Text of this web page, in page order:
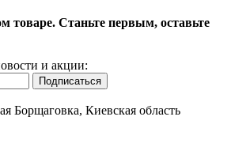
товаре. Станьте первым, оставьте
и акции:
Подписаться
Борщаговка, Киевская область